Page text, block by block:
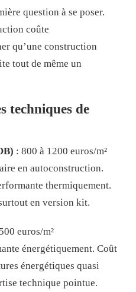
question à se poser.
coûte
qu’une construction
tout de même un
techniques de
: 800 à 1200 euros/m²
en autoconstruction.
thermiquement.
en version kit.
euros/m²
énergétiquement. Coût
énergétiques quasi
technique pointue.